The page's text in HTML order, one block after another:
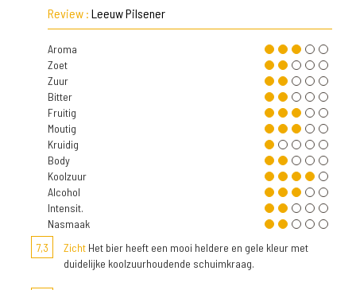
Review : Leeuw Pilsener
Aroma
Zoet
Zuur
Bitter
Fruitig
Moutig
Kruidig
Body
Koolzuur
Alcohol
Intensit.
Nasmaak
7,3
Zicht Het bier heeft een mooi heldere en gele kleur met
duidelijke koolzuurhoudende schuimkraag.